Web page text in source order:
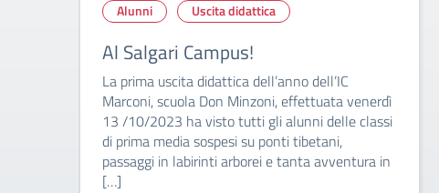
Alunni Uscita didattica
Al Salgari Campus!
La prima uscita didattica dell’anno dell’IC
Marconi, scuola Don Minzoni, effettuata venerdì
13 /10/2023 ha visto tutti gli alunni delle classi
di prima media sospesi su ponti tibetani,
passaggi in labirinti arborei e tanta avventura in
[…]